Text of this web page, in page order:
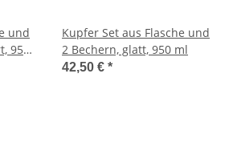
und
950
Kupfer Set aus Flasche und
2 Bechern, glatt, 950 ml
42,50 € *